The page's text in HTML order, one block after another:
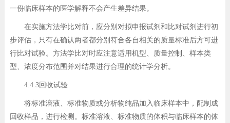
一份临床样本的医学解释不会产生差异结果。
在实施方法学比对前，应分别对拟申报试剂和比对试剂进行初
步评估，只有在确认两者都分别符合各自相关的质量标准后方可进
行比对试验。方法学比对时应注意适用机型、质量控制、样本类
型、浓度分布范围并对结果进行合理的统计学分析。
4.4.3回收试验
将标准溶液、标准物质或分析物纯品加入临床样本中，配制成
回收样品，进行检测。标准溶液、标准物质的体积与临床样本的体